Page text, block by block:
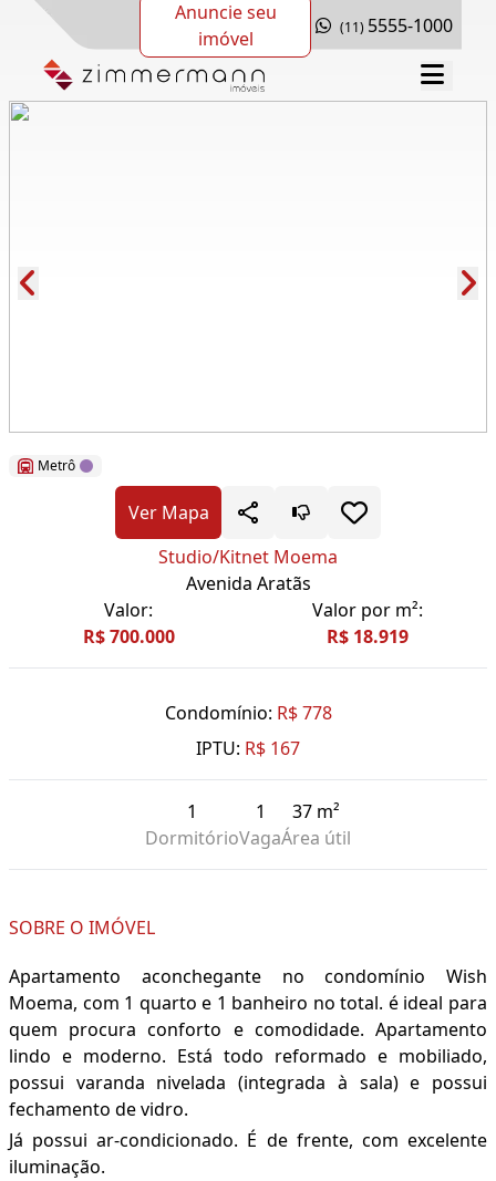
Anuncie seu
imóvel
(11) 5555-1000
Metrô
Ver Mapa
Studio/Kitnet Moema
Avenida Aratãs
Valor:
R$ 700.000
Valor por m²:
R$ 18.919
Condomínio: R$ 778
IPTU: R$ 167
1
Dormitório
1
Vaga
37 m²
Área útil
SOBRE O IMÓVEL
Apartamento aconchegante no condomínio Wish
Moema, com 1 quarto e 1 banheiro no total. é ideal para
quem procura conforto e comodidade. Apartamento
lindo e moderno. Está todo reformado e mobiliado,
possui varanda nivelada (integrada à sala) e possui
fechamento de vidro.
Já possui ar-condicionado. É de frente, com excelente
iluminação.